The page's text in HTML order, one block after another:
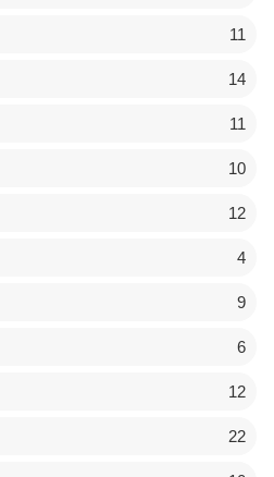
11
14
11
10
12
4
9
6
12
22